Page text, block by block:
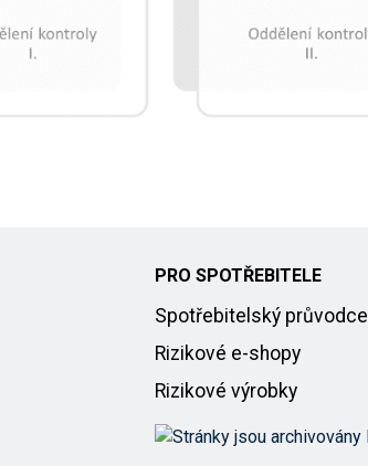
PRO SPOTŘEBITELE
Spotřebitelský průvodce
Rizikové e-shopy
Rizikové výrobky